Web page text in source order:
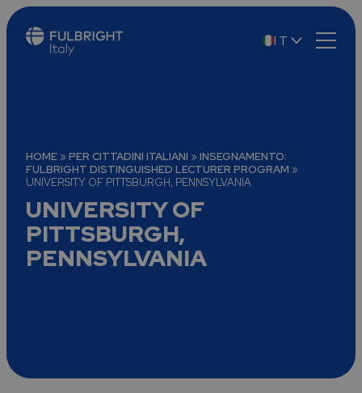
IT
HOME » PER CITTADINI ITALIANI » INSEGNAMENTO:
FULBRIGHT DISTINGUISHED LECTURER PROGRAM »
UNIVERSITY OF PITTSBURGH, PENNSYLVANIA
UNIVERSITY OF
PITTSBURGH,
PENNSYLVANIA